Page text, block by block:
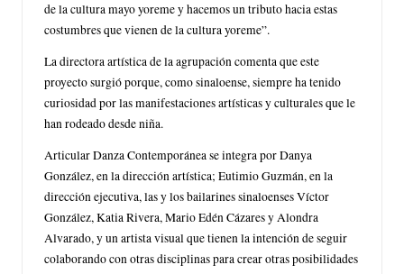
de la cultura mayo yoreme y hacemos un tributo hacia estas
costumbres que vienen de la cultura yoreme”.
La directora artística de la agrupación comenta que este
proyecto surgió porque, como sinaloense, siempre ha tenido
curiosidad por las manifestaciones artísticas y culturales que le
han rodeado desde niña.
Articular Danza Contemporánea se integra por Danya
González, en la dirección artística; Eutimio Guzmán, en la
dirección ejecutiva, las y los bailarines sinaloenses Víctor
González, Katia Rivera, Mario Edén Cázares y Alondra
Alvarado, y un artista visual que tienen la intención de seguir
colaborando con otras disciplinas para crear otras posibilidades